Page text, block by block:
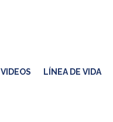
VIDEOS LÍNEA DE VIDA